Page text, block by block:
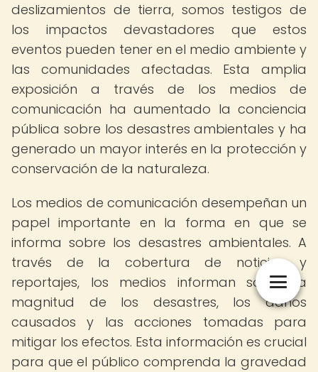
deslizamientos de tierra, somos testigos de
los impactos devastadores que estos
eventos pueden tener en el medio ambiente y
las comunidades afectadas. Esta amplia
exposición a través de los medios de
comunicación ha aumentado la conciencia
pública sobre los desastres ambientales y ha
generado un mayor interés en la protección y
conservación de la naturaleza.
Los medios de comunicación desempeñan un
papel importante en la forma en que se
informa sobre los desastres ambientales. A
través de la cobertura de noticias y
reportajes, los medios informan sobre la
magnitud de los desastres, los daños
causados y las acciones tomadas para
mitigar los efectos. Esta información es crucial
para que el público comprenda la gravedad